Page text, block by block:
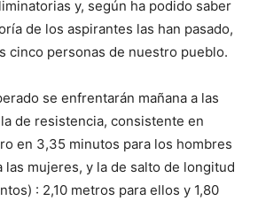
y, según ha podido saber
de los aspirantes las han pasado,
cinco personas de nuestro pueblo.
se enfrentarán mañana a las
de resistencia, consistente en
en 3,35 minutos para los hombres
las mujeres, y la de salto de longitud
: 2,10 metros para ellos y 1,80